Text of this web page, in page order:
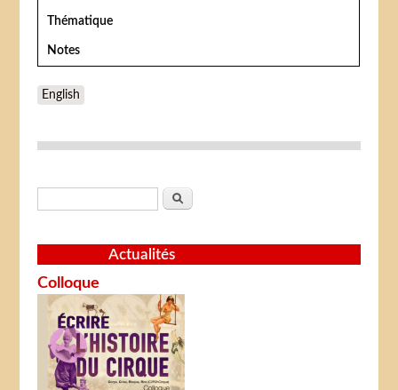
Thématique
Notes
English
Formulaire de recherche
Rechercher
Actualités
Colloque